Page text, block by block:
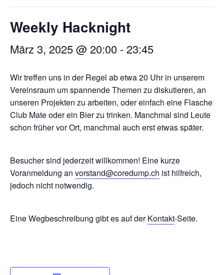
Weekly Hacknight
März 3, 2025 @ 20:00 - 23:45
Wir treffen uns in der Regel ab etwa 20 Uhr in unserem
Vereinsraum um spannende Themen zu diskutieren, an
unseren Projekten zu arbeiten, oder einfach eine Flasche
Club Mate oder ein Bier zu trinken. Manchmal sind Leute
schon früher vor Ort, manchmal auch erst etwas später.
Besucher sind jederzeit willkommen! Eine kurze
Voranmeldung an vorstand@coredump.ch ist hilfreich,
jedoch nicht notwendig.
Eine Wegbeschreibung gibt es auf derKontakt-Seite.